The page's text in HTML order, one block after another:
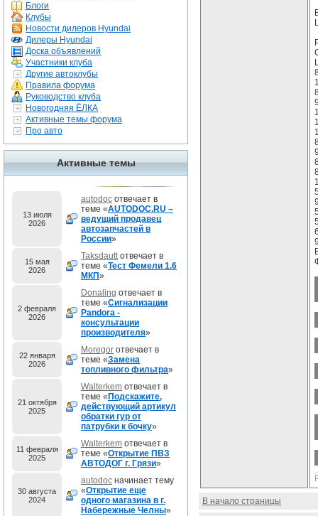
Блоги
Клубы
Новости дилеров Hyundai
Дилеры Hyundai
Доска объявлений
Участники клуба
Другие автоклубы
Правила форума
Руководство клуба
Новогодняя ЁЛКА
Активные темы форума
Про авто
Активные темы
13 июля
2026
autodoc отвечает в
теме «AUTODOC.RU –
ведущий продавец
автозапчастей в
России»
15 мая
2026
Taksdauttотвечает в
теме «Тест Фемели 1.6
МКП»
2 февраля
2026
Donaling отвечает в
теме «Сигнализации
Pandora -
консультации
производителя»
22 января
2026
Moregor отвечает в
теме «Замена
топливного фильтра»
21 октября
2025
Walterkem отвечает в
теме « Подскажите,
действующий артикул
обратки гур от
патрубки к бочку»
11 февраля
2025
Walterkem отвечает в
теме «Открытие ПВЗ
АВТОДОГ г. Грязи»
30 августа
2024
autodoc начинает тему
«Открытие еще
одного магазина в г.
Набережные Челны»
В начало страницы